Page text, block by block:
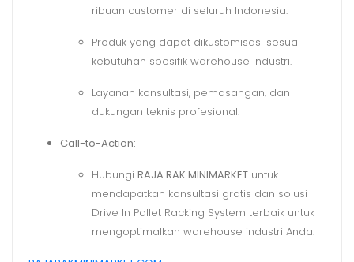
ribuan customer di seluruh Indonesia.
Produk yang dapat dikustomisasi sesuai
kebutuhan spesifik warehouse industri.
Layanan konsultasi, pemasangan, dan
dukungan teknis profesional.
Call-to-Action:
Hubungi RAJA RAK MINIMARKET untuk
mendapatkan konsultasi gratis dan solusi
Drive In Pallet Racking System terbaik untuk
mengoptimalkan warehouse industri Anda.